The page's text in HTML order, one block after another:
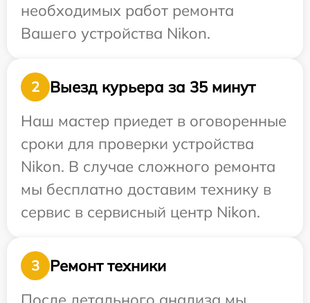
необходимых работ ремонта
Вашего устройства Nikon.
2
Выезд курьера за 35 минут
Наш мастер приедет в оговоренные
сроки для проверки устройства
Nikon. В случае сложного ремонта
мы бесплатно доставим технику в
сервис в сервисный центр Nikon.
3
Ремонт техники